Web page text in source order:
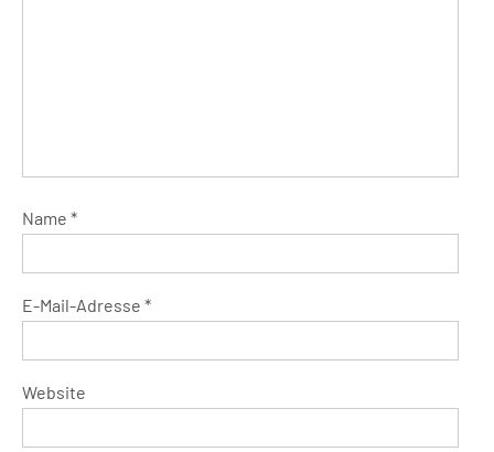
Name *
E-Mail-Adresse *
Website